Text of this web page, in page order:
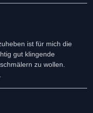
ist für mich die
gut klingende
zu wollen.